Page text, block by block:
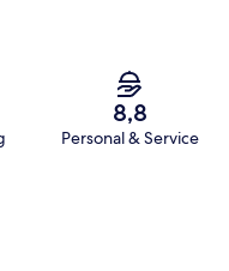
8,8
Personal & Service